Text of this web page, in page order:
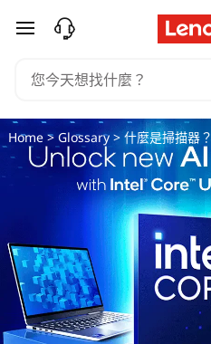
什
掃
描
？
跳至主要內容
Home> Glossary> 什麼是掃描器？